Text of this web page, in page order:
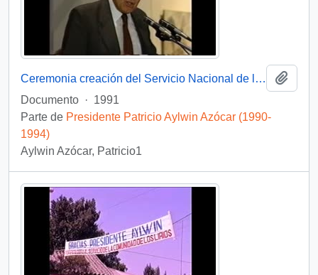
Ceremonia creación del Servicio Nacional de la Mujer : video
Documento · 1991
Parte de Presidente Patricio Aylwin Azócar (1990-
1994)
Aylwin Azócar, Patricio1